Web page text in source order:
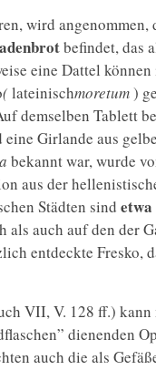
wird angenommen,
befindet, das
eine Dattel
( lateinischmoretum)
demselben Tablett
Girlande aus
bekannt war, wurde
aus der
Städten sind
auch auf den der
entdeckte Fresko,
VII, V. 128 ff.) kann
dienenden
auch die als